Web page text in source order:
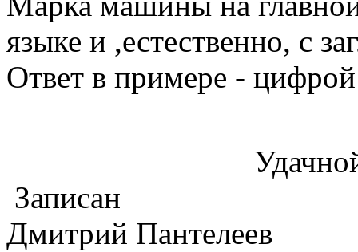
языке и ,естественно, с
Ответ в примере -
Удачной
Записан
Дмитрий Пантелеев